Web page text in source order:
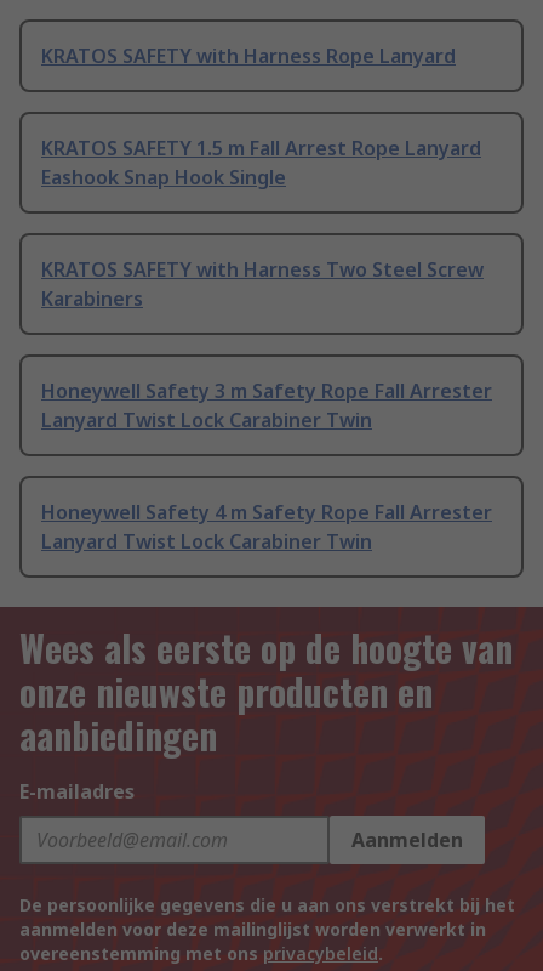
KRATOS SAFETY with Harness Rope Lanyard
KRATOS SAFETY 1.5 m Fall Arrest Rope Lanyard
Eashook Snap Hook Single
KRATOS SAFETY with Harness Two Steel Screw
Karabiners
Honeywell Safety 3 m Safety Rope Fall Arrester
Lanyard Twist Lock Carabiner Twin
Honeywell Safety 4 m Safety Rope Fall Arrester
Lanyard Twist Lock Carabiner Twin
Wees als eerste op de hoogte van
onze nieuwste producten en
aanbiedingen
E-mailadres
Aanmelden
De persoonlijke gegevens die u aan ons verstrekt bij het
aanmelden voor deze mailinglijst worden verwerkt in
overeenstemming met ons privacybeleid.